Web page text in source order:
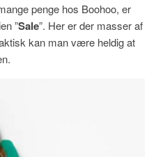
penge hos Boohoo, er
”Sale”. Her er der masser af
kan man være heldig at